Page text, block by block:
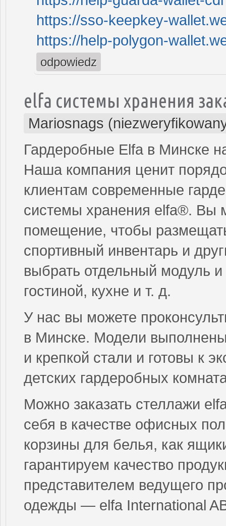
https://sso-keepkey-
https://help-polygon-
odpowiedz
elfa системы хранения
Mariosnags
Гардеробные Elfa в Минске
Наша компания ценит
клиентам современные
системы хранения elfa®. Вы
помещение, чтобы
спортивный инвентарь и
выбрать отдельный модуль и
гостиной, кухне и т. д.
У нас вы можете
в Минске. Модели
и крепкой стали и готовы к
детских гардеробных
Можно заказать стеллажи
себя в качестве офисных
корзины для белья, как
гарантируем качество
представителем ведущего
одежды — elfa International